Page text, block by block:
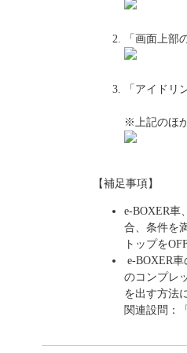
「画面上部
「アイドリ
※上記のほ
【補足事項】
e-BOXER車
合、条件を
トップを
e-BOXER
のコンプレ
を出す方法
関連設問：